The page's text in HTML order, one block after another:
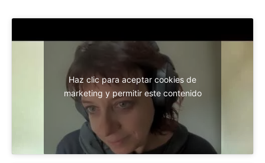
Haz clic para aceptar cookies de
marketing y permitir este contenido